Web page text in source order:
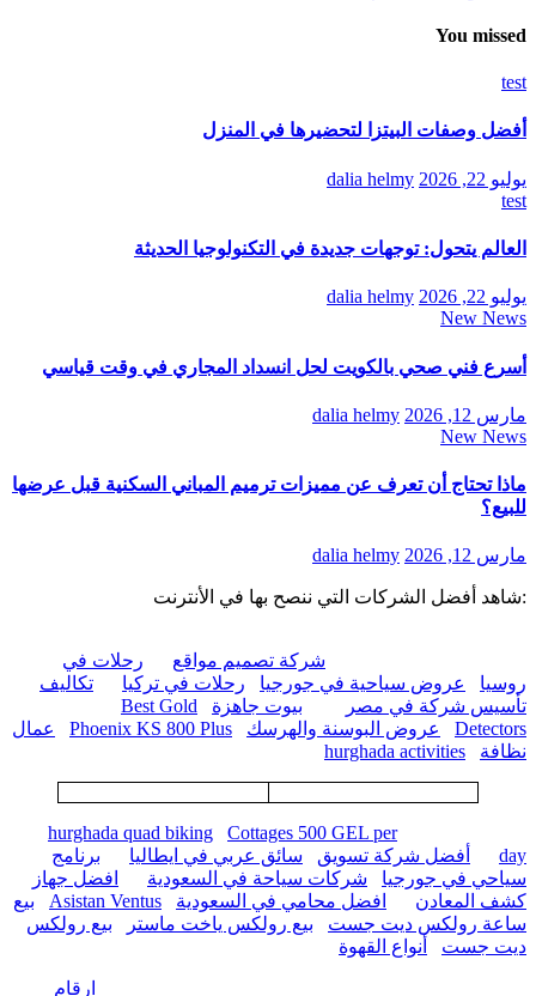
You missed
test
أفضل وصفات البيتزا لتحضيرها في المنزل
يوليو 22, 2026
dalia helmy
test
العالم يتحول: توجهات جديدة في التكنولوجيا الحديثة
يوليو 22, 2026
dalia helmy
New News
أسرع فني صحي بالكويت لحل انسداد المجاري في وقت قياسي
مارس 12, 2026
dalia helmy
New News
ماذا تحتاج أن تعرف عن مميزات ترميم المباني السكنية قبل عرضها
للبيع؟
مارس 12, 2026 dalia helmy
:شاهد أفضل الشركات التي ننصح بها في الأنترنت
شركة تصميم مواقع
رحلات في
روسيا
عروض سياحية في جورجيا رحلات في تركيا
تكاليف
تأسيس شركة في مصر
بيوت جاهزة
Best Gold
Detectors
عروض البوسنة والهرسك Phoenix KS 800 Plus
عمال
نظافة
hurghada activities
hurghada quad biking
Cottages 500 GEL per
day
أفضل شركة تسويق سائق عربي في ايطاليا
برنامج
سياحي في جورجيا
شركات سياحة في السعودية
افضل جهاز
كشف المعادن
افضل محامي في السعودية Asistan Ventus
بيع
ساعة رولكس ديت جست
بيع رولكس ياخت ماستر
بيع رولكس
ديت جست
أنواع القهوة
ارقام